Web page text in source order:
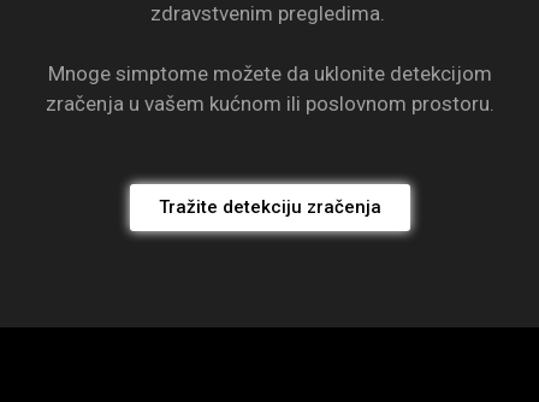
zdravstvenim pregledima.
Mnoge simptome možete da uklonite detekcijom
zračenja u vašem kućnom ili poslovnom prostoru.
Tražite detekciju zračenja